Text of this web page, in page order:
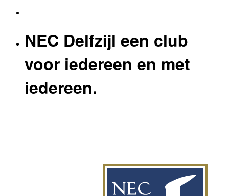
NEC Delfzijl een club
voor iedereen en met
iedereen.